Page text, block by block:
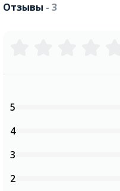
Отзывы - 3
5
4
3
2